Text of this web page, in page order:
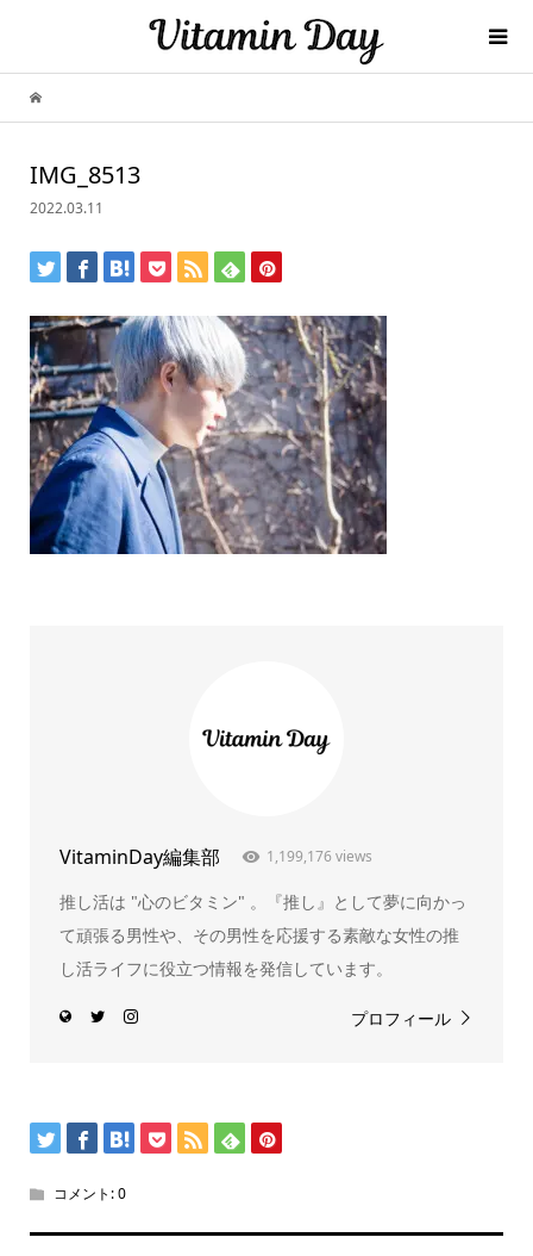
IMG_8513
2022.03.11
VitaminDay編集部 1,199,176 views
推し活は "心のビタミン" 。『推し』として夢に向かっ
て頑張る男性や、その男性を応援する素敵な女性の推
し活ライフに役立つ情報を発信しています。
プロフィール
コメント:0